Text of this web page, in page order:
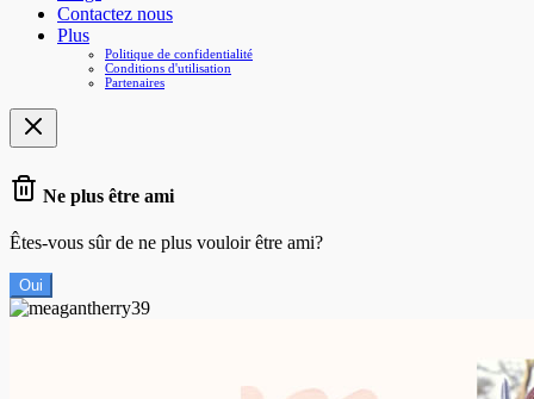
Contactez nous
Plus
Politique de confidentialité
Conditions d'utilisation
Partenaires
Ne plus être ami
Êtes-vous sûr de ne plus vouloir être ami?
Oui